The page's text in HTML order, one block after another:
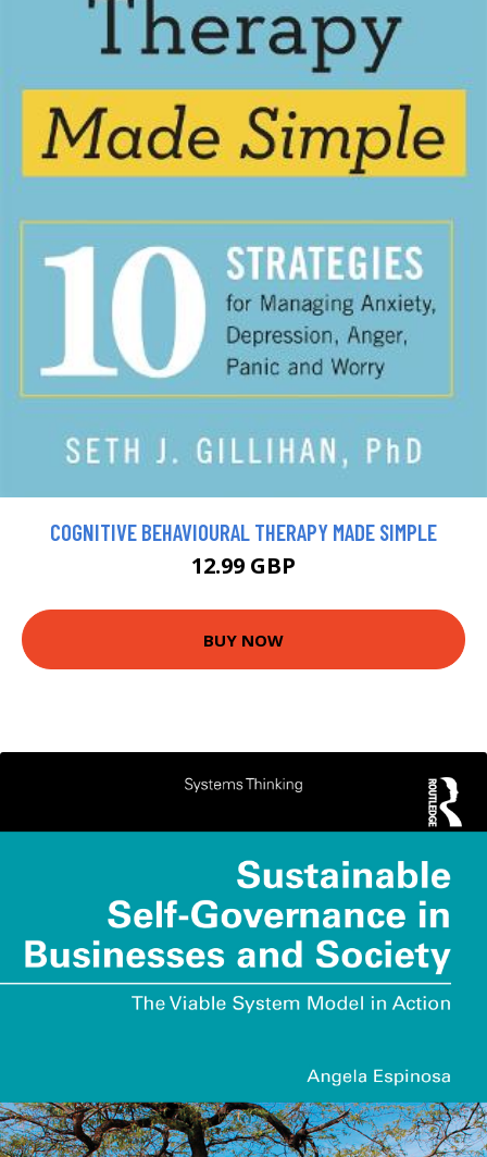
COGNITIVE BEHAVIOURAL THERAPY MADE SIMPLE
12.99 GBP
BUY NOW